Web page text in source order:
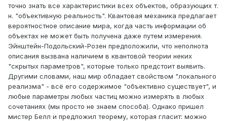
точно знать все характеристики всех объектов, образующих т.
н. "объективную реальность". Квантовая механика предлагает
вероятностное описание мира, когда часть информации об
объектах не может быть получена даже путем измерения.
Эйнштейн-Подольский-Розен предположили, что неполнота
описания вызвана наличием в квантовой теории неких
"скрытых параметров", которые только предстоит выявить.
Другими словами, наш мир обладает свойством "локального
реализма" - всё его содержимое "объективно существует", и
любые параметры любых частиц можно измерять в любых
сочетаниях (мы просто не знаем способа). Однако пришел
мистер Белл и предложил теорему, которая гласит: можно